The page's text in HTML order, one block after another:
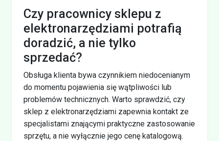
Czy pracownicy sklepu z
elektronarzędziami potrafią
doradzić, a nie tylko
sprzedać?
Obsługa klienta bywa czynnikiem niedocenianym
do momentu pojawienia się wątpliwości lub
problemów technicznych. Warto sprawdzić, czy
sklep z elektronarzędziami zapewnia kontakt ze
specjalistami znającymi praktyczne zastosowanie
sprzętu, a nie wyłącznie jego cenę katalogową.